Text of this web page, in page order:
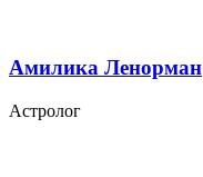
Амилика Ленорман
Астролог